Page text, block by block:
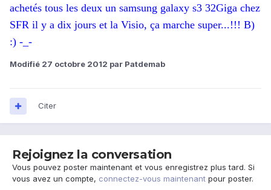
achetés tous les deux un samsung galaxy s3 32Giga chez
SFR il y a dix jours et la Visio, ça marche super...!!! B)
:) -_-
Modifié 27 octobre 2012 par Patdemab
Citer
Rejoignez la conversation
Vous pouvez poster maintenant et vous enregistrez plus tard. Si
vous avez un compte, connectez-vous maintenant pour poster.